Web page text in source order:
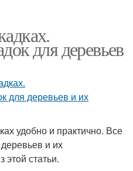
для деревьев
удобно и практично. Все
и их
этой статьи.